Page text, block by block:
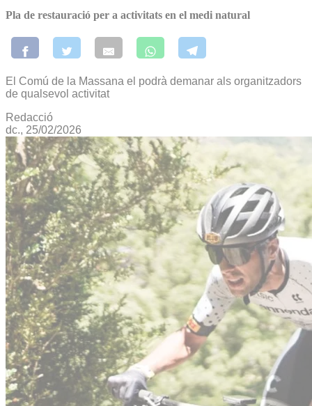
Pla de restauració per a activitats en el medi natural
El Comú de la Massana el podrà demanar als organitzadors
de qualsevol activitat
Redacció
dc., 25/02/2026